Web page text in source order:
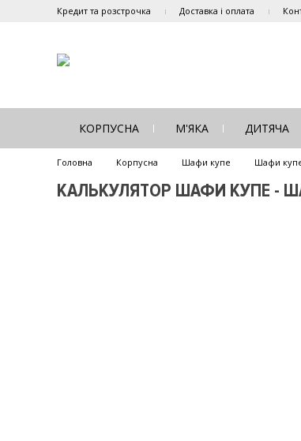
Кредит та розстрочка Доставка і оплата
КОРПУСНА М'ЯКА ДИТЯЧА
Головна Корпусна Шафи купе Шафи
КАЛЬКУЛЯТОР ШАФИ КУПЕ -